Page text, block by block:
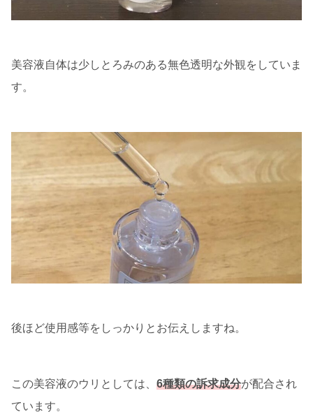
美容液自体は少しとろみのある無色透明な外観をしていま
す。
後ほど使用感等をしっかりとお伝えしますね。
この美容液のウリとしては、 6種類の訴求成分が配合され
ています。